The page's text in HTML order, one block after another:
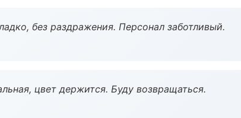
без раздражения. Персонал заботливый.
цвет держится. Буду возвращаться.